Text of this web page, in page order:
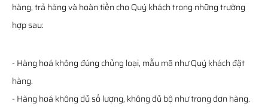
hàng, trả hàng và hoàn tiền cho Quý khách trong những trường
hợp sau:
- Hàng hoá không đúng chủng loại, mẫu mã như Quý khách đặt
hàng.
- Hàng hoá không đủ số lượng, không đủ bộ như trong đơn hàng.